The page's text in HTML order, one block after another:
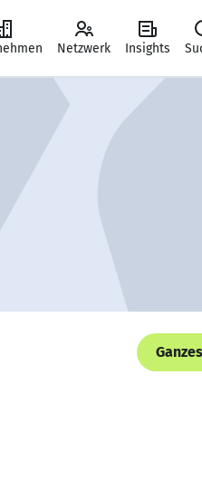
Netzwerk Insights